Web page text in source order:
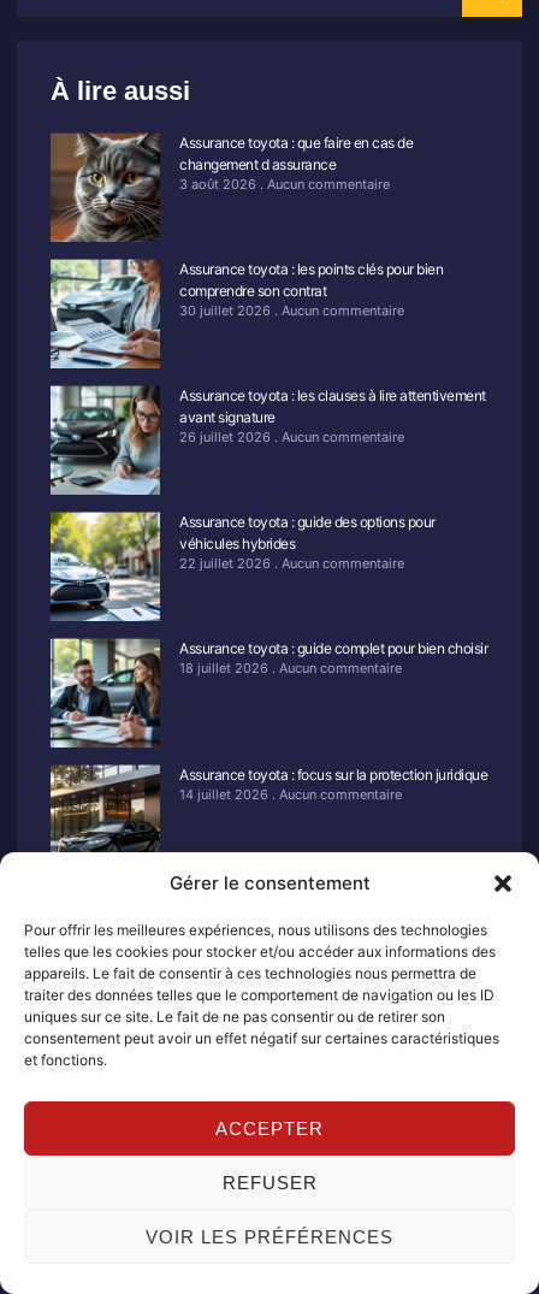
Gérer le consentement
Pour offrir les meilleures expériences, nous utilisons des technologies
telles que les cookies pour stocker et/ou accéder aux informations des
appareils. Le fait de consentir à ces technologies nous permettra de
traiter des données telles que le comportement de navigation ou les ID
uniques sur ce site. Le fait de ne pas consentir ou de retirer son
consentement peut avoir un effet négatif sur certaines caractéristiques
et fonctions.
ACCEPTER
REFUSER
VOIR LES PRÉFÉRENCES
À lire aussi
Assurance toyota : que faire en cas de
changement d assurance
3 août 2026 Aucun commentaire
Assurance toyota : les points clés pour bien
comprendre son contrat
30 juillet 2026 Aucun commentaire
Assurance toyota : les clauses à lire attentivement
avant signature
26 juillet 2026 Aucun commentaire
Assurance toyota : guide des options pour
véhicules hybrides
22 juillet 2026 Aucun commentaire
Assurance toyota : guide complet pour bien choisir
18 juillet 2026 Aucun commentaire
Assurance toyota : focus sur la protection juridique
14 juillet 2026 Aucun commentaire
pour mieux comprendre l’assurance automobile appliquée aux